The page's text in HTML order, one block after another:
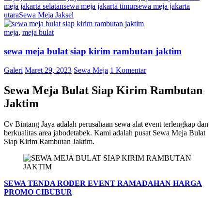
meja jakarta selatansewa meja jakarta timursewa meja jakarta
utaraSewa Meja Jaksel
meja, meja bulat
sewa meja bulat siap kirim rambutan jaktim
Galeri Maret 29, 2023 Sewa Meja 1 Komentar
Sewa Meja Bulat Siap Kirim Rambutan
Jaktim
Cv Bintang Jaya adalah perusahaan sewa alat event terlengkap dan
berkualitas area jabodetabek. Kami adalah pusat Sewa Meja Bulat
Siap Kirim Rambutan Jaktim.
SEWA TENDA RODER EVENT RAMADAHAN HARGA
PROMO CIBUBUR